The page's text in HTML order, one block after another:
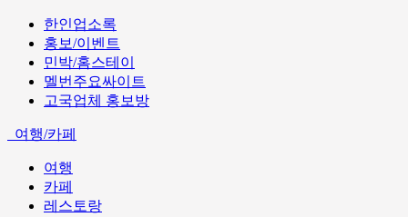
한인업소록
홍보/이벤트
민박/홈스테이
멜번주요싸이트
고국업체 홍보방
여행/카페
여행
카페
레스토랑